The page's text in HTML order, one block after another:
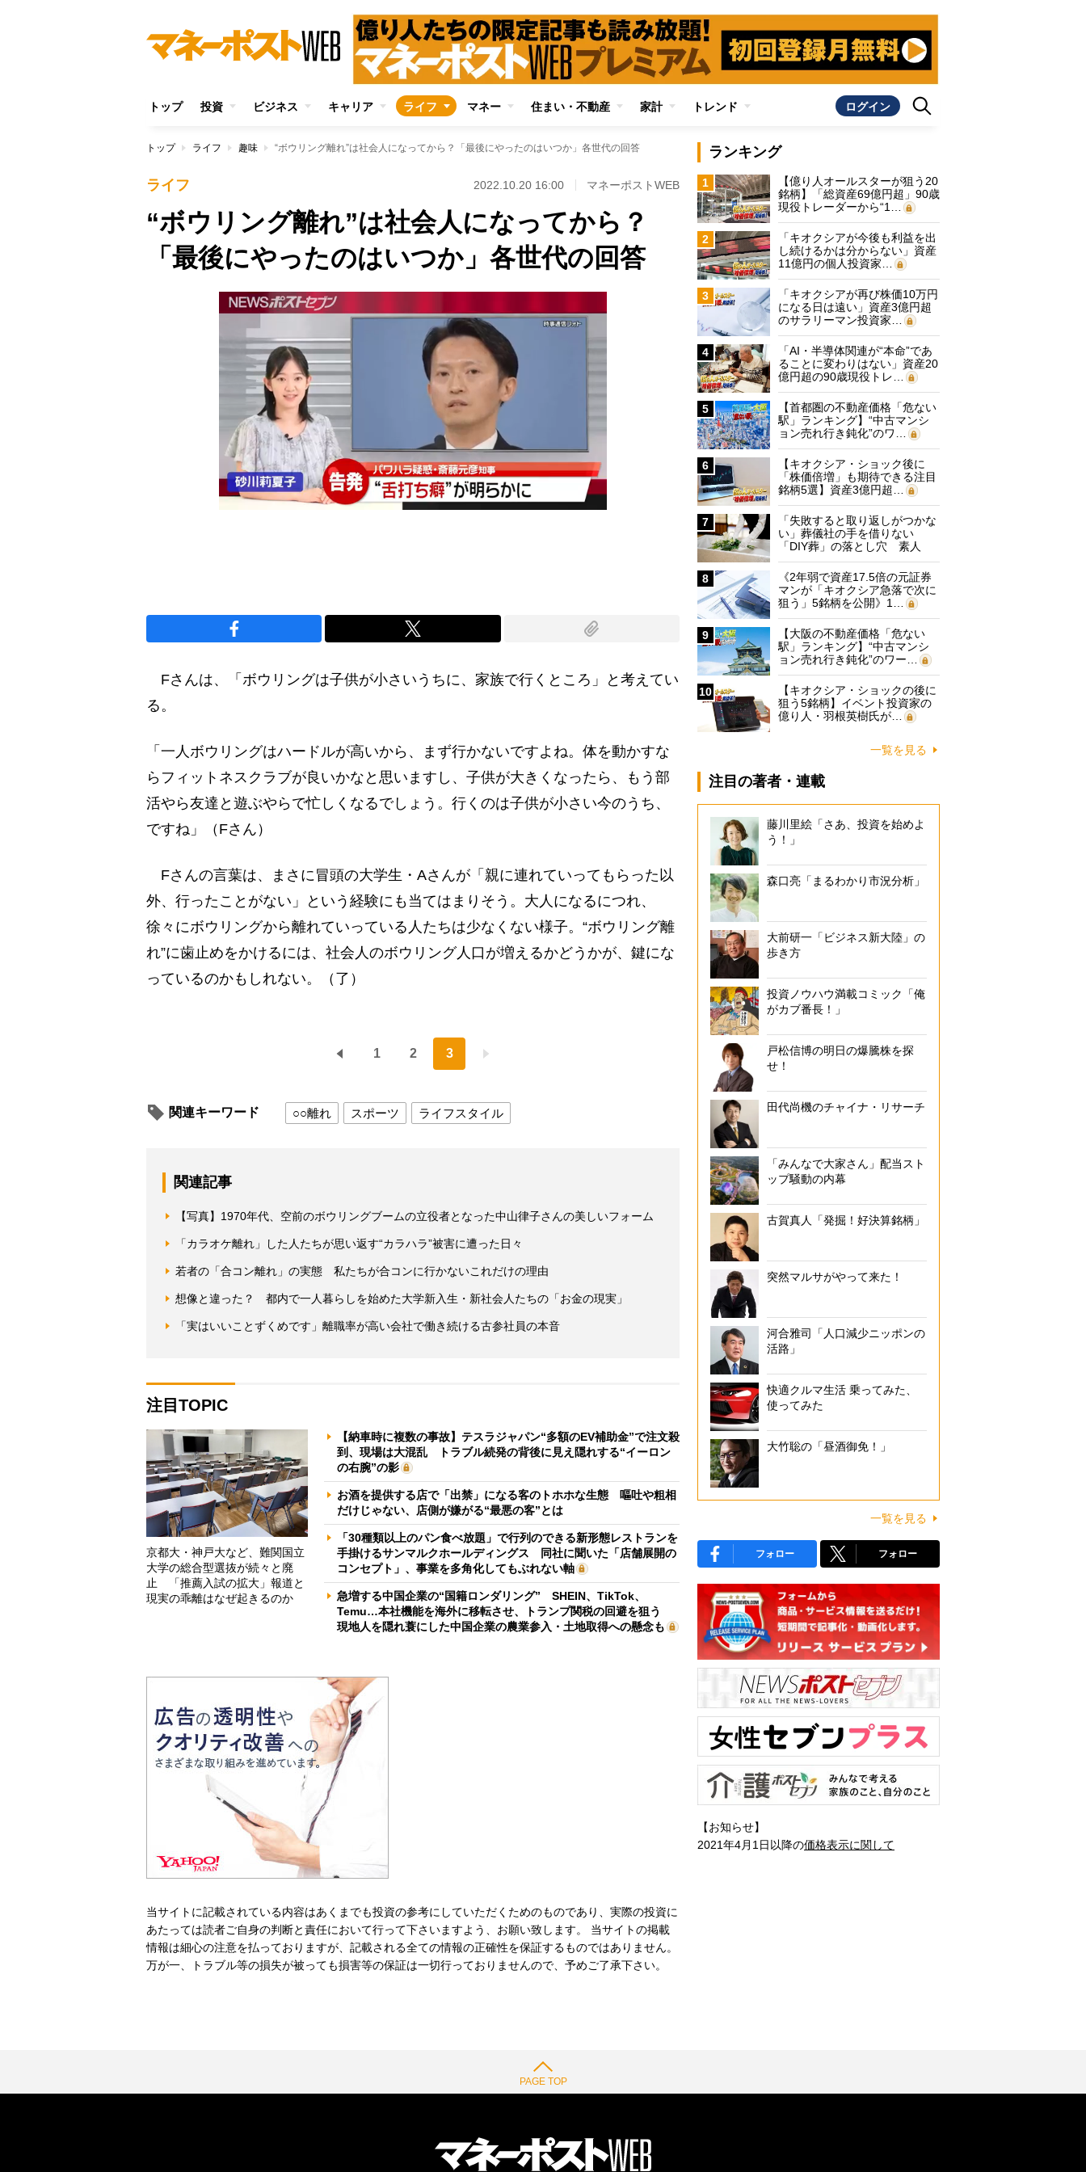
トップ 投資 ビジネス キャリア ライフ マネー 住まい・不動産 家計 トレンド ログイン
トップ ライフ 趣味 “ボウリング離れ”は社会人になってから？「最後にやったのはいつか」各世代の回答
ライフ 2022.10.20 16:00 マネーポストWEB
“ボウリング離れ”は社会人になってから？
「最後にやったのはいつか」各世代の回答
Fさんは、「ボウリングは子供が小さいうちに、家族で行くところ」と考えてい
る。
「一人ボウリングはハードルが高いから、まず行かないですよね。体を動かすな
らフィットネスクラブが良いかなと思いますし、子供が大きくなったら、もう部
活やら友達と遊ぶやらで忙しくなるでしょう。行くのは子供が小さい今のうち、
ですね」（Fさん）
Fさんの言葉は、まさに冒頭の大学生・Aさんが「親に連れていってもらった以
外、行ったことがない」という経験にも当てはまりそう。大人になるにつれ、
徐々にボウリングから離れていっている人たちは少なくない様子。“ボウリング離
れ”に歯止めをかけるには、社会人のボウリング人口が増えるかどうかが、鍵にな
っているのかもしれない。（了）
1 2 3
関連キーワード ○○離れ スポーツ ライフスタイル
関連記事
【写真】1970年代、空前のボウリングブームの立役者となった中山律子さんの美しいフォーム
「カラオケ離れ」した人たちが思い返す“カラハラ”被害に遭った日々
若者の「合コン離れ」の実態 私たちが合コンに行かないこれだけの理由
想像と違った？ 都内で一人暮らしを始めた大学新入生・新社会人たちの「お金の現実」
「実はいいことずくめです」離職率が高い会社で働き続ける古参社員の本音
注目TOPIC
京都大・神戸大など、難関国立
大学の総合型選抜が続々と廃
止 「推薦入試の拡大」報道と
現実の乖離はなぜ起きるのか
【納車時に複数の事故】テスラジャパン“多額のEV補助金”で注文殺
到、現場は大混乱 トラブル続発の背後に見え隠れする“イーロン
の右腕”の影
お酒を提供する店で「出禁」になる客のトホホな生態 嘔吐や粗相
だけじゃない、店側が嫌がる“最悪の客”とは
「30種類以上のパン食べ放題」で行列のできる新形態レストランを
手掛けるサンマルクホールディングス 同社に聞いた「店舗展開の
コンセプト」、事業を多角化してもぶれない軸
急増する中国企業の“国籍ロンダリング” SHEIN、TikTok、
Temu…本社機能を海外に移転させ、トランプ関税の回避を狙う
現地人を隠れ蓑にした中国企業の農業参入・土地取得への懸念も
当サイトに記載されている内容はあくまでも投資の参考にしていただくためのものであり、実際の投資に
あたっては読者ご自身の判断と責任において行って下さいますよう、お願い致します。 当サイトの掲載
情報は細心の注意を払っておりますが、記載される全ての情報の正確性を保証するものではありません。
万が一、トラブル等の損失が被っても損害等の保証は一切行っておりませんので、予めご了承下さい。
ランキング
1
【億り人オールスターが狙う20
銘柄】「総資産69億円超」90歳
現役トレーダーから“1…
2
「キオクシアが今後も利益を出
し続けるかは分からない」資産
11億円の個人投資家…
3
「キオクシアが再び株価10万円
になる日は遠い」資産3億円超
のサラリーマン投資家…
4
「AI・半導体関連が“本命”であ
ることに変わりはない」資産20
億円超の90歳現役トレ…
5
【首都圏の不動産価格「危ない
駅」ランキング】“中古マンシ
ョン売れ行き鈍化”のワ…
6
【キオクシア・ショック後に
「株価倍増」も期待できる注目
銘柄5選】資産3億円超…
7
「失敗すると取り返しがつかな
い」葬儀社の手を借りない
「DIY葬」の落とし穴 素人
に…
8
《2年弱で資産17.5倍の元証券
マンが「キオクシア急落で次に
狙う」5銘柄を公開》1…
9
【大阪の不動産価格「危ない
駅」ランキング】“中古マンシ
ョン売れ行き鈍化”のワー…
10
【キオクシア・ショックの後に
狙う5銘柄】イベント投資家の
億り人・羽根英樹氏が…
一覧を見る
注目の著者・連載
藤川里絵「さあ、投資を始めよ
う！」
森口亮「まるわかり市況分析」
大前研一「ビジネス新大陸」の
歩き方
投資ノウハウ満載コミック「俺
がカブ番長！」
戸松信博の明日の爆騰株を探
せ！
田代尚機のチャイナ・リサーチ
「みんなで大家さん」配当スト
ップ騒動の内幕
古賀真人「発掘！好決算銘柄」
突然マルサがやって来た！
河合雅司「人口減少ニッポンの
活路」
快適クルマ生活 乗ってみた、
使ってみた
大竹聡の「昼酒御免！」
一覧を見る
フォロー フォロー
【お知らせ】
2021年4月1日以降の価格表示に関して
PAGE TOP